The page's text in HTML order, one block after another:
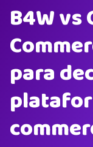
B4W vs
para